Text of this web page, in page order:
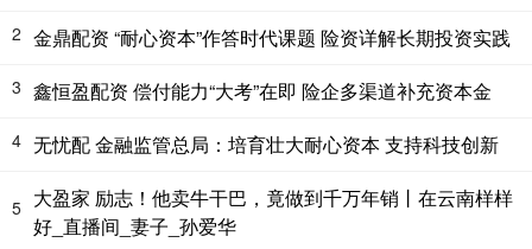
2 金鼎配资 “耐心资本”作答时代课题 险资详解长期投资实践
3 鑫恒盈配资 偿付能力“大考”在即 险企多渠道补充资本金
4 无忧配 金融监管总局：培育壮大耐心资本 支持科技创新
5 大盈家 励志！他卖牛干巴，竟做到千万年销丨在云南样样
好_直播间_妻子_孙爱华